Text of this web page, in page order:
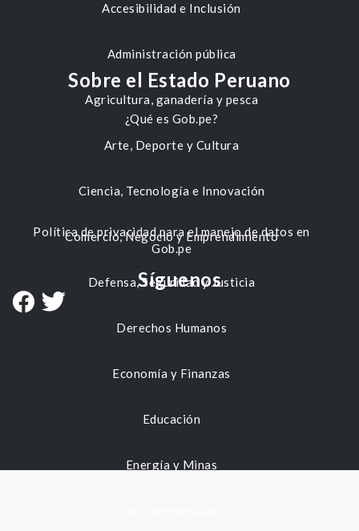
Accesibilidad e Inclusión
Administración pública
Agricultura, ganadería y pesca
Arte, Deporte y Cultura
Ciencia, Tecnología e Innovación
Comercio, Negocio y Emprendimiento
Defensa, Seguridad y Justicia
Derechos Humanos
Economía y Finanzas
Educación
Energía y Minas
Sobre el Estado Peruano
¿Qué es Gob.pe?
Política de privacidad para el manejo de datos en
Gob.pe
Síguenos